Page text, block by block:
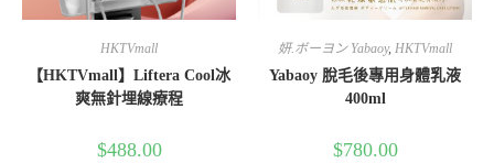
HKTVmall
【HKTVmall】Liftera Cool冰
爽無針埋線療程
$488.00
妍.ボーヨン Yabaoy, HKTVmall
Yabaoy 脫毛後專用身體乳液
400ml
$780.00